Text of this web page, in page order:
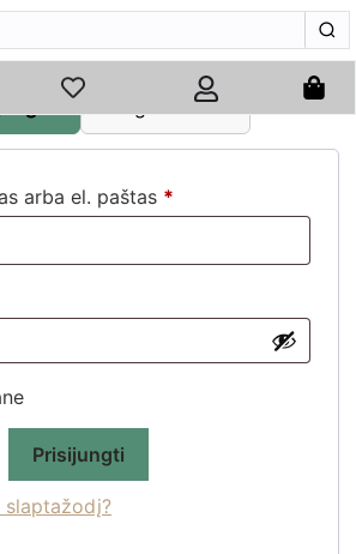
Registruotis
arba el. paštas *
Prisijungti
slaptažodį?